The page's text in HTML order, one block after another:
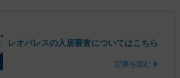
レオパレスの入居審査についてはこちら
記事を読む ▶